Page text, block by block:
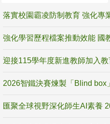
落實校園霸凌防制教育 強化專
2026智鐵決賽煉製「Blind box